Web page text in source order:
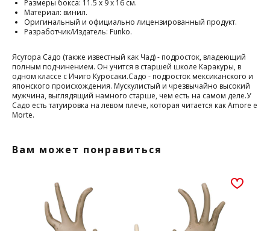
Размеры бокса: 11.5 х 9 х 16 см.
Материал: винил.
Оригинальный и официально лицензированный продукт.
Разработчик/Издатель: Funko.
Ясутора Садо (также известный как Чад) - подросток, владеющий
полным подчинением. Он учится в старшей школе Каракуры, в
одном классе с Ичиго Куросаки.Садо - подросток мексиканского и
японского происхождения. Мускулистый и чрезвычайно высокий
мужчина, выглядящий намного старше, чем есть на самом деле.У
Садо есть татуировка на левом плече, которая читается как Amore e
Morte.
Вам может понравиться